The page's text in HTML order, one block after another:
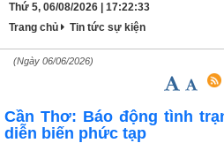
Thứ 5, 06/08/2026 | 17:22:33
Trang chủ
Tin tức sự kiện
(Ngày 06/06/2026)
Cần Thơ: Báo động tình
diễn biến phức tạp